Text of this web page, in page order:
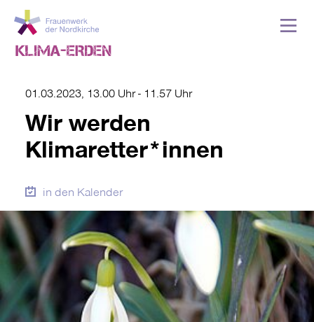
01.03.2023, 13.00 Uhr- 11.57 Uhr
Wir werden
Klimaretter*innen
in den Kalender